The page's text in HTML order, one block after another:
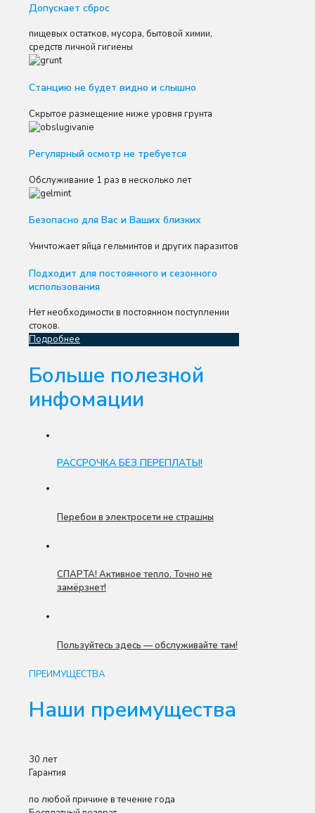
Допускает сброс
пищевых остатков, мусора, бытовой химии,
средств личной гигиены
Станцию не будет видно и слышно
Скрытое размещение ниже уровня грунта
Регулярный осмотр не требуется
Обслуживание 1 раз в несколько лет
Безопасно для Вас и Ваших близких
Уничтожает яйца гельминтов и других паразитов
Подходит для постоянного и сезонного
использования
Нет необходимости в постоянном поступлении
стоков.
Подробнее
Больше полезной
инфомации
РАССРОЧКА БЕЗ ПЕРЕПЛАТЫ!
Перебои в электросети не страшны
СПАРТА! Активное тепло. Точно не
замёрзнет!
Пользуйтесь здесь — обслуживайте там!
ПРЕИМУЩЕСТВА
Наши преимущества
30 лет
Гарантия
по любой причине в течение года